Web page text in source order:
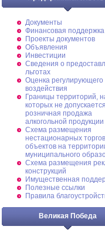
Документы
Финансовая поддержка
Проекты документов
Объявления
Инвестиции
Сведения о
льготах
Оценка регулирующего
воздействия
Границы территорий,
которых не допускается
розничная продажа
алкогольной продукции
Схема размещения
нестационарных
объектов на
муниципального
Схема размещения
конструкций
Имущественная
Полезные ссылки
Правила
Великая Победа